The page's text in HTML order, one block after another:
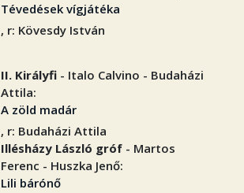
Tévedések vígjátéka
, r: Kövesdy István
II. Királyfi - Italo Calvino - Budaházi
Attila:
A zöld madár
, r: Budaházi Attila
Illésházy László gróf - Martos
Ferenc - Huszka Jenő:
Lili bárónő